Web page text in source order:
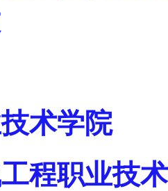
术学院
程职业技